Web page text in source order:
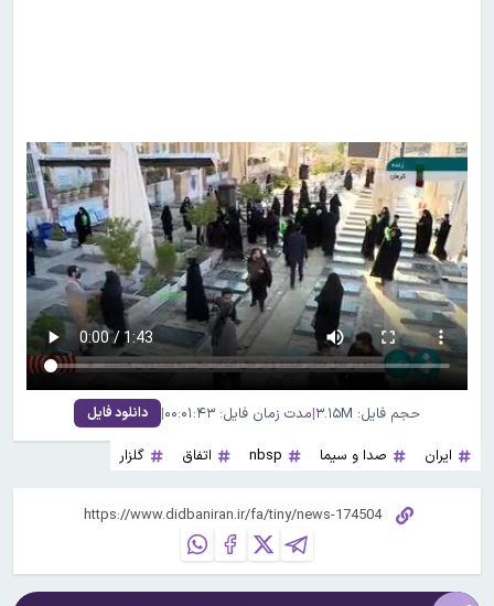
حجم فایل: ۳.۱۵M |مدت زمان فایل: ۰۰:۰۱:۴۳ | دانلود فایل
ایران صدا و سیما nbsp اتفاق گلزار